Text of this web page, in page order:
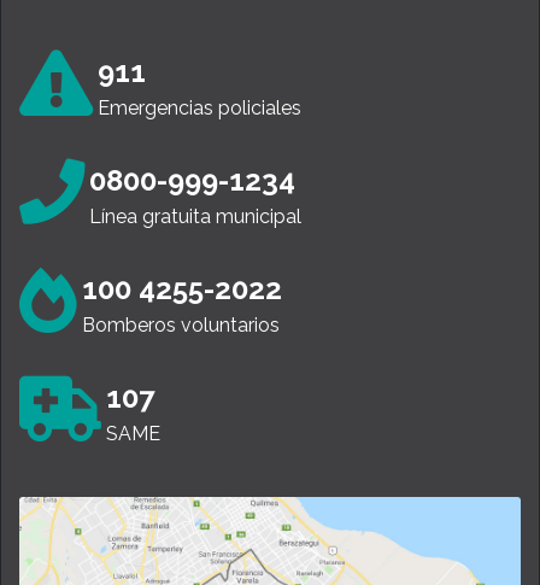
911
Emergencias policiales
0800-999-1234
Línea gratuita municipal
100 4255-2022
Bomberos voluntarios
107
SAME